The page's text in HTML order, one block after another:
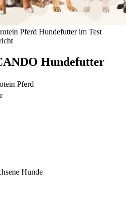
Pferd Hundefutter im Test
Hundefutter
Pferd
Hunde